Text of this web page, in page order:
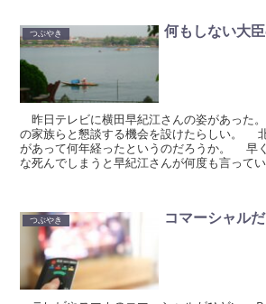
つぶやき 何もしない大
昨日テレビに横田早紀江さんの姿があった
の家族らと懇談する機会を設けたらしい。
があって何年経ったというのだろうか。 早
な死んでしまうと早紀江さんが何度も言って
つぶやき コマーシャル